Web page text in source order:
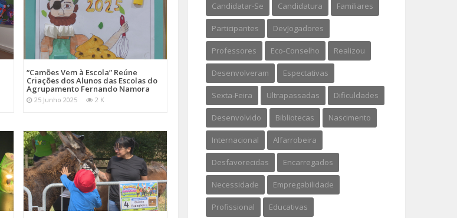
“Camões Vem à Escola” Reúne
Criações dos Alunos das Escolas do
Agrupamento Fernando Namora
25 Junho 2025 2 K
Candidatar-Se Candidatura Familiares
Participantes DevJogadores
Professores Eco-Conselho Realizou
Desenvolveram Espectativas
Sexta-Feira Ultrapassadas Dificuldades
Desenvolvido Bibliotecas Nascimento
Internacional Alfarrobeira
Desfavorecidas Encarregados
Necessidade Empregabilidade
Profissional Educativas